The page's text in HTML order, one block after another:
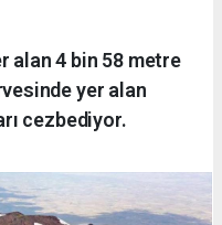
alan 4 bin 58 metre
yer alan
cezbediyor.